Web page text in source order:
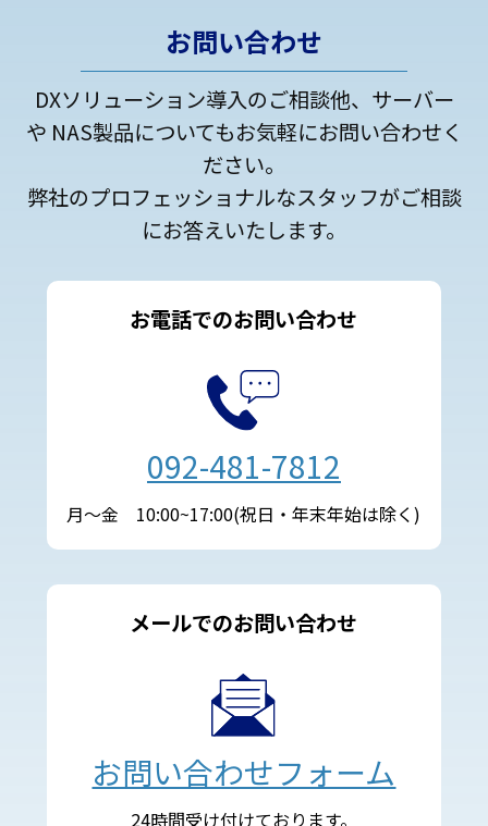
お問い合わせ
DXソリューション導入のご相談他、サーバー
や NAS製品についてもお気軽にお問い合わせく
ださい。
弊社のプロフェッショナルなスタッフがご相談
にお答えいたします。
お電話でのお問い合わせ
092-481-7812
月～金 10:00~17:00(祝日・年末年始は除く)
メールでのお問い合わせ
お問い合わせフォーム
24時間受け付けております。